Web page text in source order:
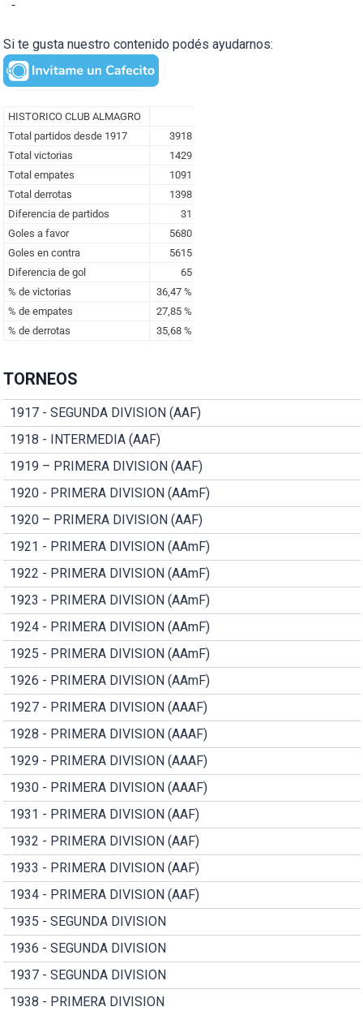
-
Si te gusta nuestro contenido podés ayudarnos:
TORNEOS
1917 - SEGUNDA DIVISION (AAF)
1918 - INTERMEDIA (AAF)
1919 – PRIMERA DIVISION (AAF)
1920 - PRIMERA DIVISION (AAmF)
1920 – PRIMERA DIVISION (AAF)
1921 - PRIMERA DIVISION (AAmF)
1922 - PRIMERA DIVISION (AAmF)
1923 - PRIMERA DIVISION (AAmF)
1924 - PRIMERA DIVISION (AAmF)
1925 - PRIMERA DIVISION (AAmF)
1926 - PRIMERA DIVISION (AAmF)
1927 - PRIMERA DIVISION (AAAF)
1928 - PRIMERA DIVISION (AAAF)
1929 - PRIMERA DIVISION (AAAF)
1930 - PRIMERA DIVISION (AAAF)
1931 - PRIMERA DIVISION (AAF)
1932 - PRIMERA DIVISION (AAF)
1933 - PRIMERA DIVISION (AAF)
1934 - PRIMERA DIVISION (AAF)
1935 - SEGUNDA DIVISION
1936 - SEGUNDA DIVISION
1937 - SEGUNDA DIVISION
1938 - PRIMERA DIVISION